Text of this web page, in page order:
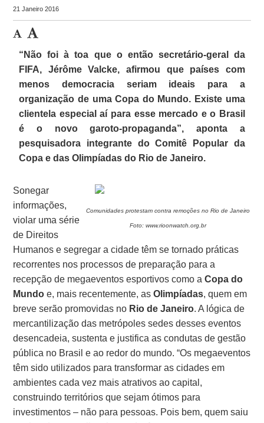
21 Janeiro 2016
“Não foi à toa que o então secretário-geral da
FIFA, Jérôme Valcke, afirmou que países com
menos democracia seriam ideais para a
organização de uma Copa do Mundo. Existe uma
clientela especial aí para esse mercado e o Brasil
é o novo garoto-propaganda”, aponta a
pesquisadora integrante do Comitê Popular da
Copa e das Olimpíadas do Rio de Janeiro.
Comunidades protestam contra remoções no Rio de Janeiro
Foto: www.rioonwatch.org.br
Sonegar
informações,
violar uma série
de Direitos
Humanos e segregar a cidade têm se tornado práticas
recorrentes nos processos de preparação para a
recepção de megaeventos esportivos como aCopa do
Mundo e, mais recentemente, asOlimpíadas, quem em
breve serão promovidas no Rio de Janeiro. A lógica de
mercantilização das metrópoles sedes desses eventos
desencadeia, sustenta e justifica as condutas de gestão
pública no Brasil e ao redor do mundo. “Os megaeventos
têm sido utilizados para transformar as cidades em
ambientes cada vez mais atrativos ao capital,
construindo territórios que sejam ótimos para
investimentos – não para pessoas. Pois bem, quem saiu